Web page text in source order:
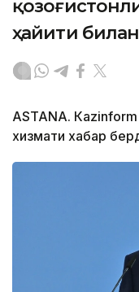
ҳайити
ASTANА. Кazinform
хизмати хабар